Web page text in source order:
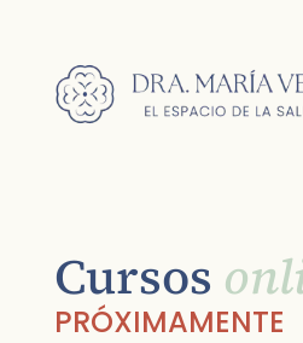
Cursos
PRÓXIMAMENTE